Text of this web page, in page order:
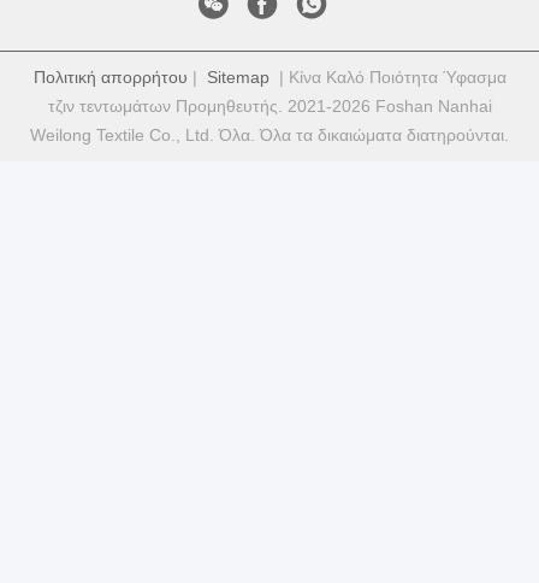
Πολιτική απορρήτου | Sitemap| Κίνα Καλό Ποιότητα Ύφασμα
τζιν τεντωμάτων Προμηθευτής. 2021-2026 Foshan Nanhai
Weilong Textile Co., Ltd. Όλα. Όλα τα δικαιώματα διατηρούνται.